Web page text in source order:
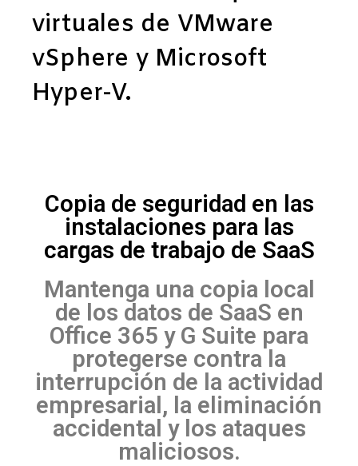
virtuales de VMware
vSphere y Microsoft
Hyper-V.
Copia de seguridad en las
instalaciones para las
cargas de trabajo de SaaS
Mantenga una copia local
de los datos de SaaS en
Office 365 y G Suite para
protegerse contra la
interrupción de la actividad
empresarial, la eliminación
accidental y los ataques
maliciosos.